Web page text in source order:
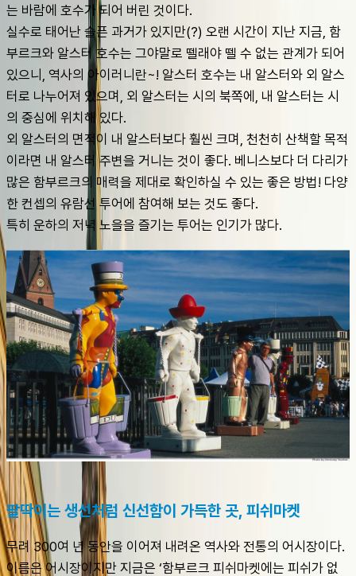
는 바람에 호수가 되어 버린 것이다.
실수로 태어난 슬픈 과거가 있지만(?) 오랜 시간이 지난 지금, 함
부르크와 알스터 호수는 그야말로 뗄래야 뗄 수 없는 관계가 되어
있으니, 역사의 아이러니란~! 알스터 호수는 내 알스터와 외 알스
터로 나누어져 있으며, 외 알스터는 시의 북쪽에, 내 알스터는 시
의 중심에 위치해 있다.
외 알스터의 면적이 내 알스터보다 훨씬 크며, 천천히 산책할 목적
이라면 내 알스터 주변을 거니는 것이 좋다. 베니스보다 더 다리가
많은 함부르크의 매력을 제대로 확인하실 수 있는 좋은 방법! 다양
한 컨셉의 유람선 투어에 참여해 보는 것도 좋다.
특히 운하의 저녁 노을을 즐기는 투어는 인기가 많다.
팔딱이는 생선처럼 신선함이 가득한 곳, 피쉬마켓
무려 300여 년 동안을 이어져 내려온 역사와 전통의 어시장이다.
이름은 어시장이지만 지금은 ‘함부르크 피쉬마켓에는 피쉬가 없